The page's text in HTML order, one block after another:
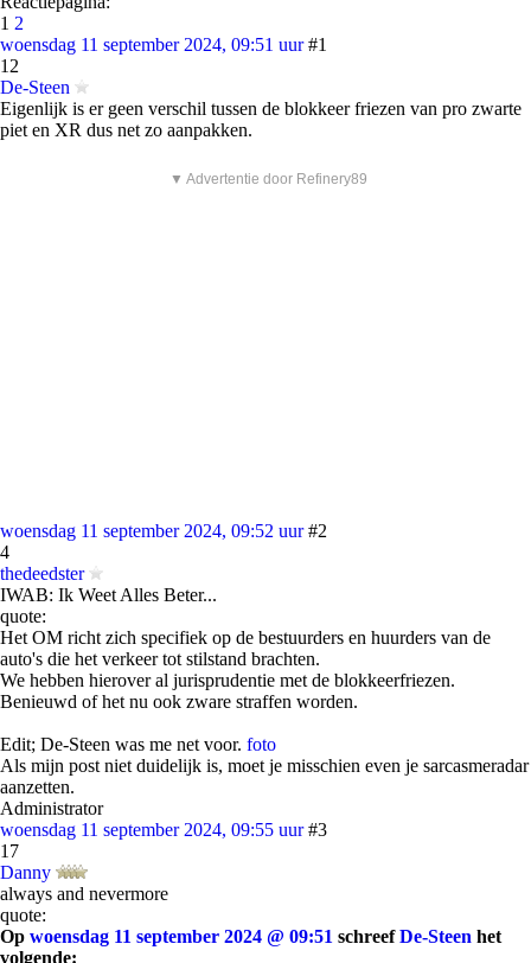
1 2
woensdag 11 september 2024, 09:51 uur #1
12
De-Steen
Eigenlijk is er geen verschil tussen de blokkeer friezen van pro zwarte
piet en XR dus net zo aanpakken.
▼ Advertentie door Refinery89
woensdag 11 september 2024, 09:52 uur #2
4
thedeedster
IWAB: Ik Weet Alles Beter...
quote:
Het OM richt zich specifiek op de bestuurders en huurders van de
auto's die het verkeer tot stilstand brachten.
We hebben hierover al jurisprudentie met de blokkeerfriezen.
Benieuwd of het nu ook zware straffen worden.
Edit; De-Steen was me net voor. foto
Als mijn post niet duidelijk is, moet je misschien even je sarcasmeradar
aanzetten.
Administrator
woensdag 11 september 2024, 09:55 uur #3
17
Danny
always and nevermore
quote:
Op woensdag 11 september 2024 @ 09:51 schreefDe-Steen het
volgende: